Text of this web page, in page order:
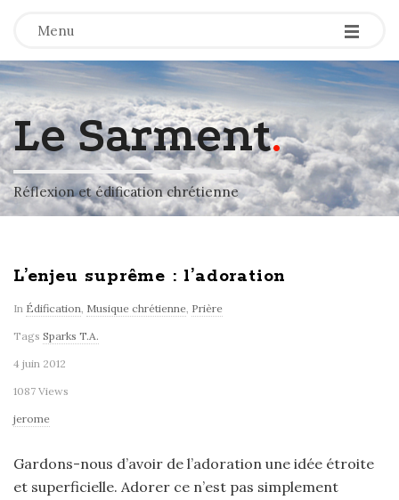
Menu -
-
-
Le Sarment.
Réflexion et édification chrétienne
L’enjeu suprême : l’adoration
In Édification, Musique chrétienne, Prière
Tags Sparks T.A.
4 juin 2012
1087 Views
jerome
Gardons-nous d’avoir de l’adoration une idée étroite
et superficielle. Adorer ce n’est pas simplement